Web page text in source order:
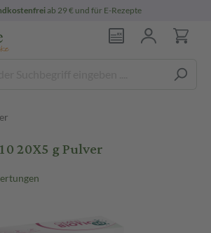
ab 29 € und für E-Rezepte
20X5 g Pulver